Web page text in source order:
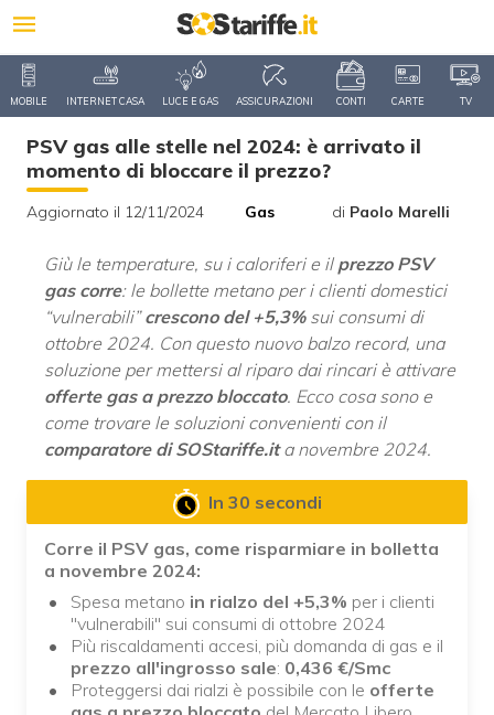
MOBILE INTERNET CASA LUCE E GAS ASSICURAZIONI CONTI CARTE TV
PSV gas alle stelle nel 2024: è arrivato il
momento di bloccare il prezzo?
Aggiornato il 12/11/2024 Gas di Paolo Marelli
Giù le temperature, su i caloriferi e il prezzo PSV
gas corre: le bollette metano per i clienti domestici
“vulnerabili”crescono del +5,3%sui consumi di
ottobre 2024. Con questo nuovo balzo record, una
soluzione per mettersi al riparo dai rincari è attivare
offerte gas a prezzo bloccato. Ecco cosa sono e
come trovare le soluzioni convenienti con il
comparatore di SOStariffe.ita novembre 2024.
In 30 secondi
Corre il PSV gas, come risparmiare in bolletta
a novembre 2024:
Spesa metano in rialzo del +5,3% per i clienti
"vulnerabili" sui consumi di ottobre 2024
Più riscaldamenti accesi, più domanda di gas e il
prezzo all'ingrosso sale: 0,436 €/Smc
Proteggersi dai rialzi è possibile con le offerte